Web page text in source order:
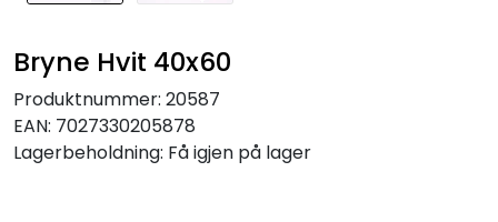
Bryne Hvit 40x60
Produktnummer: 20587
EAN: 7027330205878
Lagerbeholdning: Få igjen på lager